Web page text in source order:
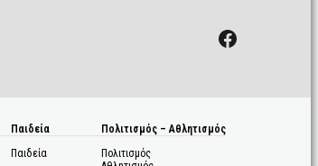
Facebook
Παιδεία
Παιδεία
Πολιτισμός – Αθλητισμός
Πολιτισμός